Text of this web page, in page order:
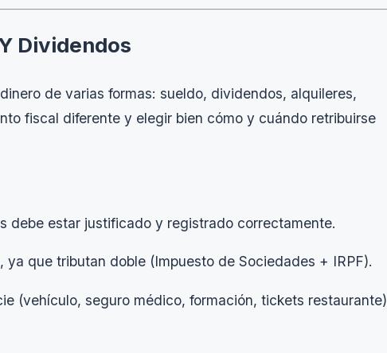
Dividendos
de varias formas: sueldo, dividendos, alquileres,
fiscal diferente y elegir bien cómo y cuándo retribuirse
debe estar justificado y registrado correctamente.
que tributan doble (Impuesto de Sociedades + IRPF).
(vehículo, seguro médico, formación, tickets restaurante)